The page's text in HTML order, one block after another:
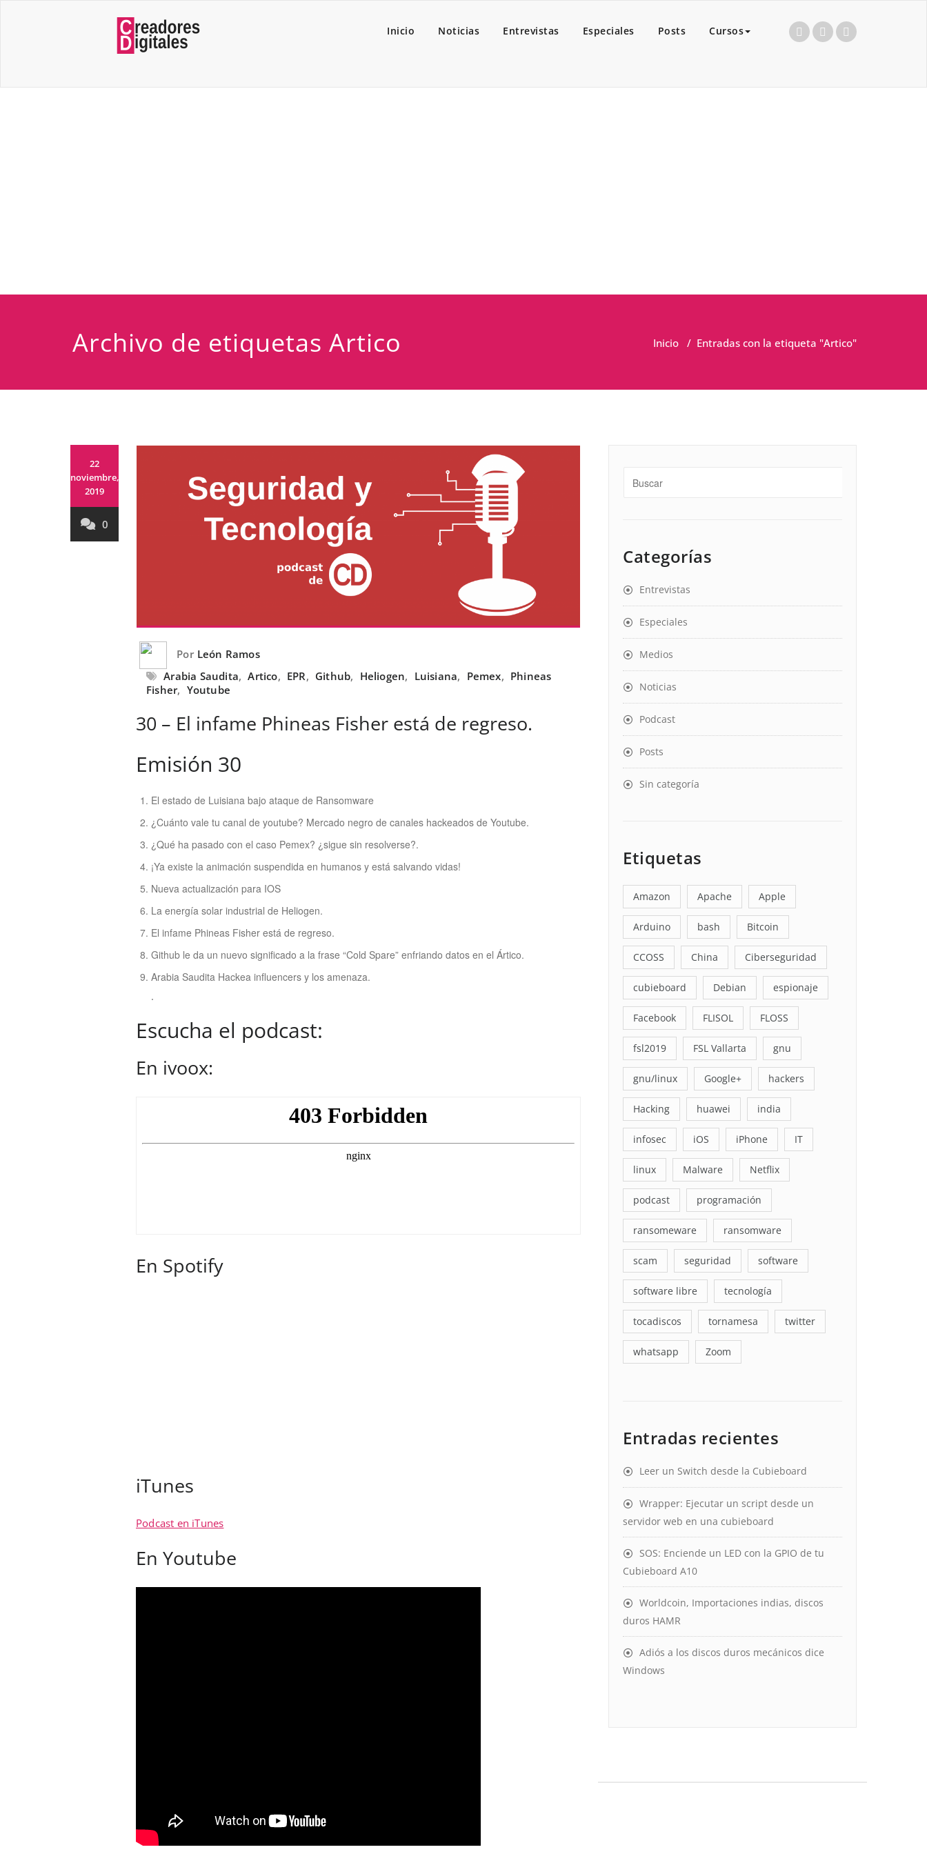
Inicio Noticias Entrevistas Especiales Posts Cursos
Archivo de etiquetas Artico Inicio / Entradas con la etiqueta "Artico"
22
noviembre,
2019
0
Por León Ramos
Arabia Saudita, Artico, EPR, Github, Heliogen, Luisiana, Pemex, Phineas
Fisher, Youtube
30 – El infame Phineas Fisher está de regreso.
Emisión 30
El estado de Luisiana bajo ataque de Ransomware
¿Cuánto vale tu canal de youtube? Mercado negro de canales hackeados de Youtube.
¿Qué ha pasado con el caso Pemex? ¿sigue sin resolverse?.
¡Ya existe la animación suspendida en humanos y está salvando vidas!
Nueva actualización para IOS
La energía solar industrial de Heliogen.
El infame Phineas Fisher está de regreso.
Github le da un nuevo significado a la frase “Cold Spare” enfriando datos en el Ártico.
Arabia Saudita Hackea influencers y los amenaza.
.
Escucha el podcast:
En ivoox:
En Spotify
iTunes
Podcast en iTunes
En Youtube
Categorías
Entrevistas
Especiales
Medios
Noticias
Podcast
Posts
Sin categoría
Etiquetas
Amazon Apache Apple
Arduino bash Bitcoin
CCOSS China Ciberseguridad
cubieboard Debian espionaje
Facebook FLISOL FLOSS
fsl2019 FSL Vallarta gnu
gnu/linux Google+ hackers
Hacking huawei india
infosec iOS iPhone IT
linux Malware Netflix
podcast programación
ransomeware ransomware
scam seguridad software
software libre tecnología
tocadiscos tornamesa twitter
whatsapp Zoom
Entradas recientes
Leer un Switch desde la Cubieboard
Wrapper: Ejecutar un script desde un
servidor web en una cubieboard
SOS: Enciende un LED con la GPIO de tu
Cubieboard A10
Worldcoin, Importaciones indias, discos
duros HAMR
Adiós a los discos duros mecánicos dice
Windows